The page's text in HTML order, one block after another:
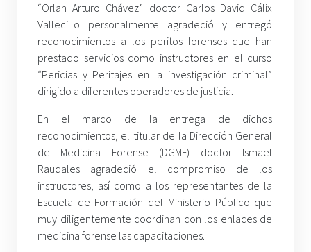
“Orlan Arturo Chávez” doctor Carlos David Cálix
Vallecillo personalmente agradeció y entregó
reconocimientos a los peritos forenses que han
prestado servicios como instructores en el curso
“Pericias y Peritajes en la investigación criminal”
dirigido a diferentes operadores de justicia.
En el marco de la entrega de dichos
reconocimientos, el titular de la Dirección General
de Medicina Forense (DGMF) doctor Ismael
Raudales agradeció el compromiso de los
instructores, así como a los representantes de la
Escuela de Formación del Ministerio Público que
muy diligentemente coordinan con los enlaces de
medicina forense las capacitaciones.